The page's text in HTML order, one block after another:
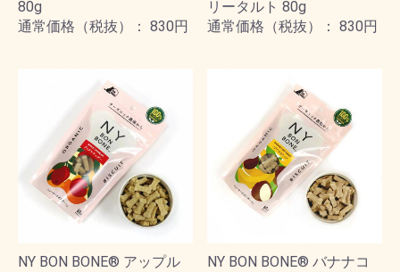
80g
通常価格（税抜）： 830円
リータルト 80g
通常価格（税抜）： 830円
NY BON BONE® アップル
NY BON BONE® バナナコ